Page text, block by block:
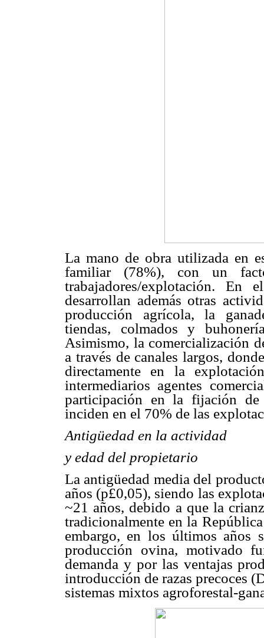
La mano de obra utilizada en
familiar (78%), con un
trabajadores/explotación. En
desarrollan además otras
producción agrícola, la
tiendas, colmados y
Asimismo, la comercialización
a través de canales largos,
directamente en la
intermediarios agentes
participación en la fijación de
inciden en el 70% de las
Antigüedad en la actividad
y edad del propietario
La antigüedad media del
años (p£0,05), siendo las
~21 años, debido a que la
tradicionalmente en la
embargo, en los últimos años
producción ovina, motivado
demanda y por las ventajas
introducción de razas precoces
sistemas mixtos agroforestal-